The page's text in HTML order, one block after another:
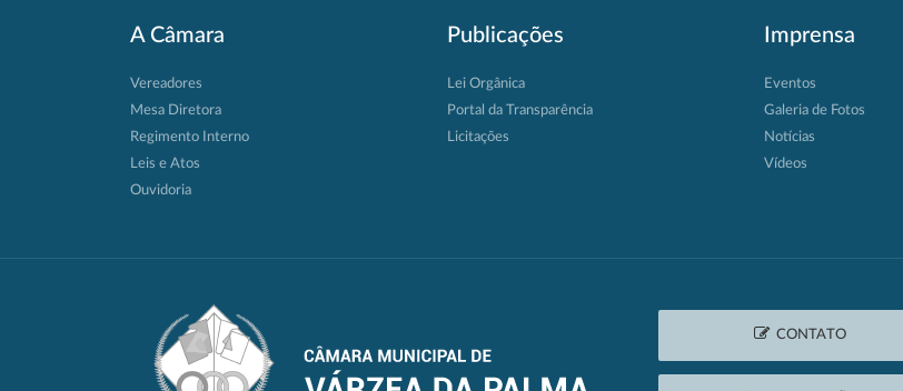
A Câmara
Vereadores
Mesa Diretora
Regimento Interno
Leis e Atos
Ouvidoria
Publicações
Lei Orgânica
Portal da Transparência
Licitações
Imprensa
Eventos
Galeria de Fotos
Notícias
Vídeos
CONTATO